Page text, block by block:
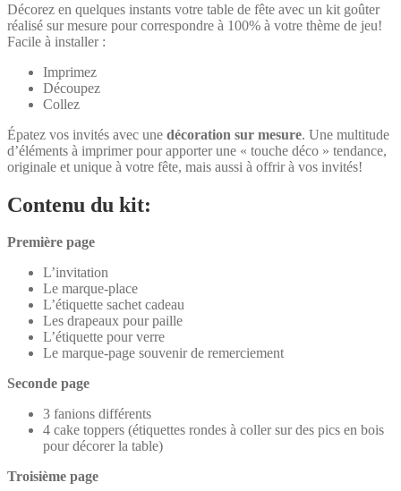
Décorez en quelques instants votre table de fête avec un kit goûter
réalisé sur mesure pour correspondre à 100% à votre thème de jeu!
Facile à installer :
Imprimez
Découpez
Collez
Épatez vos invités avec une décoration sur mesure. Une multitude
d’éléments à imprimer pour apporter une « touche déco » tendance,
originale et unique à votre fête, mais aussi à offrir à vos invités!
Contenu du kit:
Première page
L’invitation
Le marque-place
L’étiquette sachet cadeau
Les drapeaux pour paille
L’étiquette pour verre
Le marque-page souvenir de remerciement
Seconde page
3 fanions différents
4 cake toppers (étiquettes rondes à coller sur des pics en bois
pour décorer la table)
Troisième page